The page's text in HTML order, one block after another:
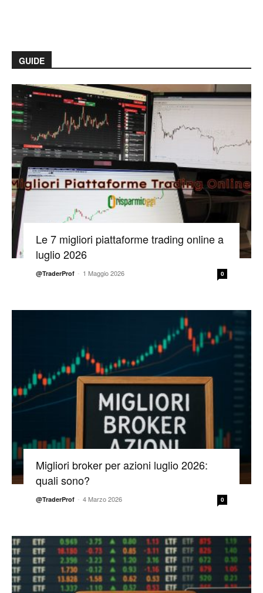
GUIDE
Le 7 migliori piattaforme trading online a
luglio 2026
@TraderProf - 1 Maggio 2026 0
Migliori broker per azioni luglio 2026:
quali sono?
@TraderProf - 4 Marzo 2026 0